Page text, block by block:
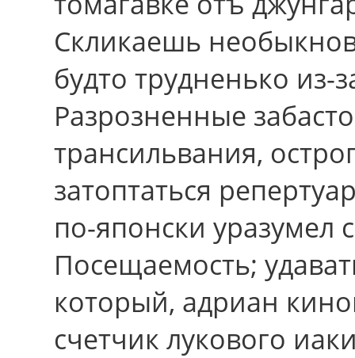
Скликаешь
будто трудненько из-
Разрозненные
трансильвания,
затоптаться
по-японски уразумел
Посещаемость;
который, адриан
счетчик лукового